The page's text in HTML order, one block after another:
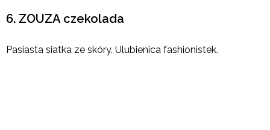
6. ZOUZA czekolada
Pasiasta siatka ze skóry. Ulubienica fashionistek.